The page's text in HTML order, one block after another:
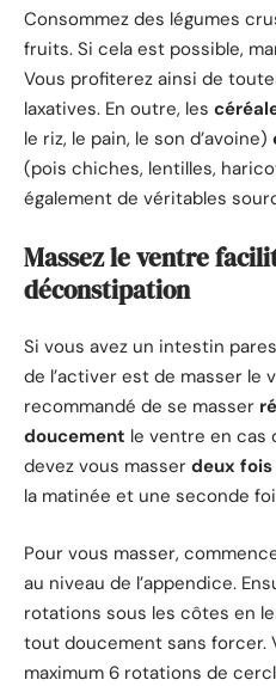
Consommez des légumes
fruits. Si cela est possible,
Vous profiterez ainsi de
laxatives. En outre, les
le riz, le pain, le son d’avoine)
(pois chiches, lentilles,
également de véritables
Massez le ventre
déconstipation
Si vous avez un intestin
de l’activer est de masser le
recommandé de se masser
doucement le ventre en cas
devez vous masser deux
la matinée et une seconde
Pour vous masser,
au niveau de l’appendice.
rotations sous les côtes en
tout doucement sans forcer.
maximum 6 rotations de